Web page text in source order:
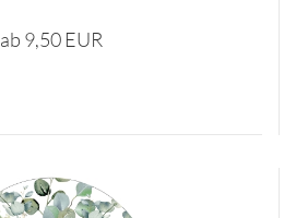
ab 9,50 EUR